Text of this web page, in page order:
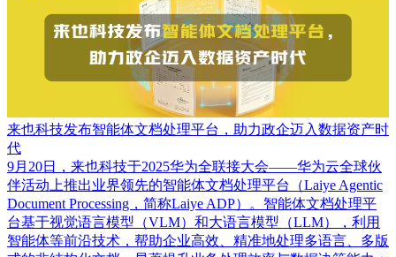
来也科技发布智能体文档处理平台，助力政企迈入数据资产时
代
9月20日，来也科技于2025华为全联接大会——华为云全球伙
伴活动上推出业界领先的智能体文档处理平台（Laiye Agentic
Document Processing，简称Laiye ADP）。智能体文档处理平
台基于视觉语言模型（VLM）和大语言模型（LLM），利用
智能体等前沿技术，帮助企业高效、精准地处理多语言、多版